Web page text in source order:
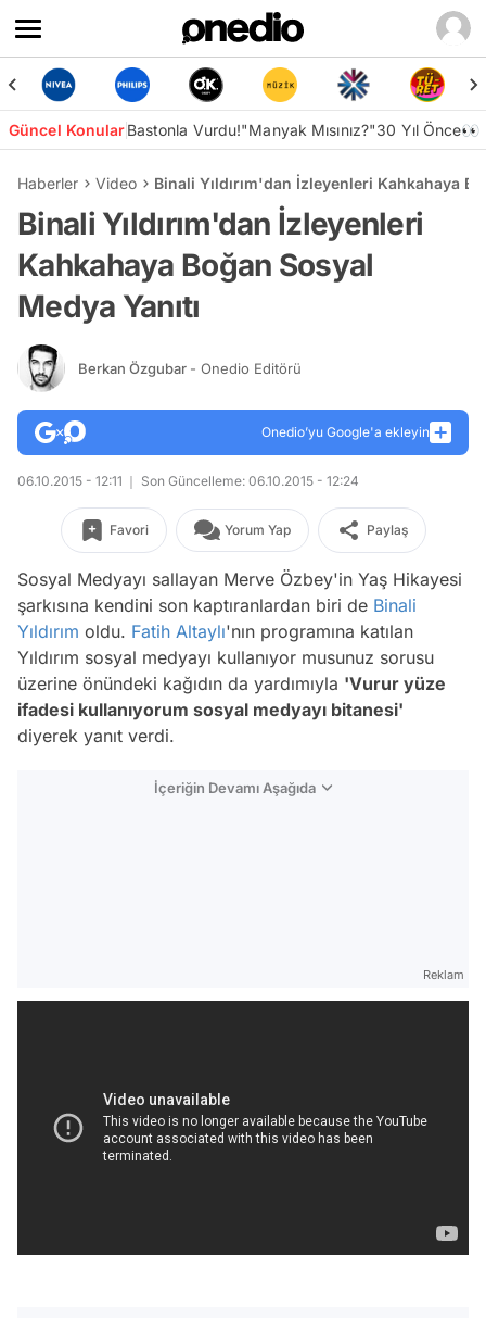
Güncel KonularBastonla Vurdu!"Manyak Mısınız?"30 Yıl Önce👀
Haberler Video Binali Yıldırım'dan İzleyenleri Kahkahaya
Binali Yıldırım'dan İzleyenleri
Kahkahaya Boğan Sosyal
Medya Yanıtı
Berkan Özgubar - Onedio Editörü
Onedio’yu Google'a ekleyin
06.10.2015 - 12:11 Son Güncelleme: 06.10.2015 - 12:24
Favori Yorum Yap Paylaş
Sosyal Medyayı sallayan Merve Özbey'in Yaş Hikayesi
şarkısına kendini son kaptıranlardan biri de Binali
Yıldırım oldu. Fatih Altaylı'nın programına katılan
Yıldırım sosyal medyayı kullanıyor musunuz sorusu
üzerine önündeki kağıdın da yardımıyla 'Vurur yüze
ifadesi kullanıyorum sosyal medyayı bitanesi'
diyerek yanıt verdi.
İçeriğin Devamı Aşağıda
Reklam